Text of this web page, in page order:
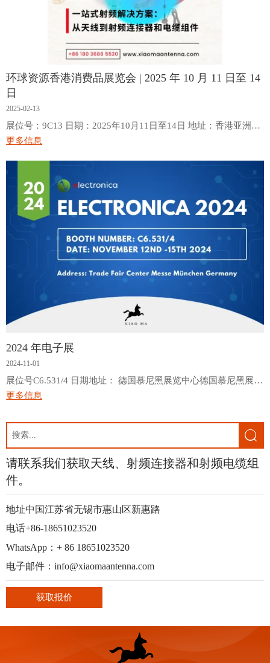
环球资源香港消费品展览会 | 2025 年 10 月 11 日至 14
日
2025-02-13
展位号：9C13 日期：2025年10月11日至14日 地址：香港亚洲国
际博览馆
更多信息
2024 年电子展
2024-11-01
展位号C6.531/4 日期地址： 德国慕尼黑展览中心德国慕尼黑展览
中心
更多信息

请联系我们获取天线、射频连接器和射频电缆组
件。
地址中国江苏省无锡市惠山区新惠路
电话+86-18651023520
WhatsApp：+ 86 18651023520
电子邮件：info@xiaomaantenna.com
获取报价